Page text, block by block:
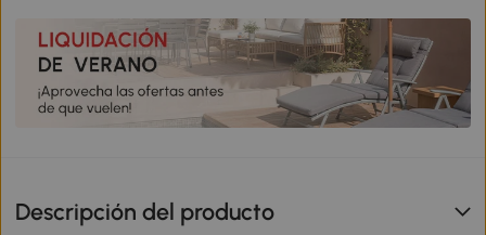
Descripción del producto